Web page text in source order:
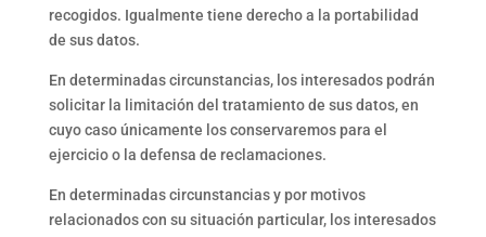
recogidos. Igualmente tiene derecho a la portabilidad
de sus datos.
En determinadas circunstancias, los interesados podrán
solicitar la limitación del tratamiento de sus datos, en
cuyo caso únicamente los conservaremos para el
ejercicio o la defensa de reclamaciones.
En determinadas circunstancias y por motivos
relacionados con su situación particular, los interesados